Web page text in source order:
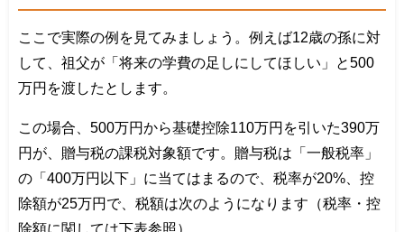
ここで実際の例を見てみましょう。例えば12歳の孫に対
して、祖父が「将来の学費の足しにしてほしい」と500
万円を渡したとします。
この場合、500万円から基礎控除110万円を引いた390万
円が、贈与税の課税対象額です。贈与税は「一般税率」
の「400万円以下」に当てはまるので、税率が20%、控
除額が25万円で、税額は次のようになります（税率・控
除額に関しては下表参照）。